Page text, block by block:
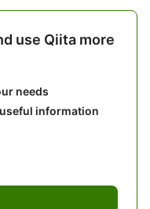
use Qiita more
needs
information